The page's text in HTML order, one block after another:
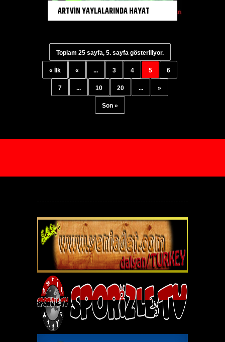
ARTVİN YAYLALARINDA HAYAT
Toplam 25 sayfa, 5. sayfa gösteriliyor.
« İlk « ... 3 4 5 6
7 ... 10 20 ... »
Son »